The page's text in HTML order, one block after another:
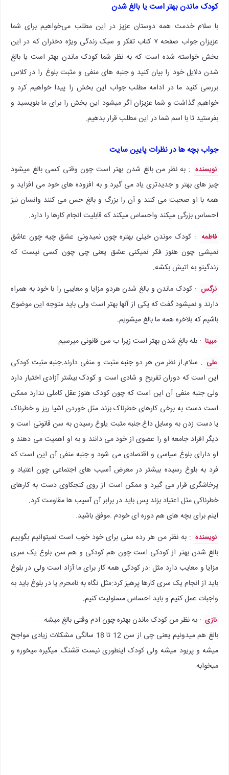
کودک ماندن بهتر است یا بالغ شدن
با سلام خدمت همه دوستان عزیز در این مطلب می‌خواهیم برای شما
عزیزان جواب صفحه ۷ کتاب تفکر و سبک زندگی ویژه دختران که در این
بخش خواسته شده است که به نظر شما کودک ماندن بهتر است یا بالغ
شدن دلایل خود را بیان کنید و جنبه های منفی و مثبت بلوغ را در کلاس
بررسی کنید ما در ادامه مطلب جواب این بخش را پیدا خواهیم کرد و
خواهیم گذاشت و شما عزیزان اگر میشود این بخش را برای ما بنویسید و
بفرستید تا با اسم شما در این مطلب قرار بدهیم.
جواب بچه ها در نظرات پایین سایت
نویسنده : به نظر من بالغ شدن بهتر است چون وقتی کسی بالغ میشود
چیز های بهتر و جدیدتری یاد می گیرد و به افزوده های خود می افزاید و
همه با او صحبت می کنند و آن را بزرگ و بالغ حس می کنند وانسان نیز
احساس بزرگی میکند واحساس میکند که قابلیت انجام کارها را دارد.
فاطمه : کودک موندن خیلی بهتره چون نمیدونی عشق چیه چون عاشق
نمیشی چون هنوز فکر نمیکنی عشق یعنی چی چون کسی نیست که
زندگیتو به اتیش بکشه.
نرگس : کودک ماندن و بالغ شدن هردو مزایا و معایبی را با خود به همراه
دارند و نمیشود گفت که یکی از آنها بهتر است ولی باید متوجه این موضوع
باشیم که بلاخره همه ما بالغ میشویم.
مبینا : بله بالغ شدن بهتر است زیرا ب سن قانونی میرسیم.
علی : سلام.از نظر من هر دو جنبه مثبت و منفی دارند.جنبه مثبت کودکی
این است که دوران تفریح و شادی است و کودک بیشتر آزادی اختیار دارد
ولی جنبه منفی آن این است که چون کودک هنوز عقل کاملی ندارد ممکن
است دست به برخی کارهای خطرناک بزند مثل خوردن اشیا ریز و خطرناک
یا دست زدن به وسایل داغ.جنبه مثبت یلوغ رسیدن به سن قانونی است و
دیگر افراد جامعه او را عضوی از خود می دانند و به او اهمیت می دهند و
او دارای بلوغ سیاسی و اقتصادی می شود و جنبه منفی آن این است که
فرد به بلوغ رسیده بیشتر در معرض آسیب های اجتماعی چون اعتیاد و
پرخاشگری قرار می گیرد و ممکن است از روی کنجکاوی دست به کارهای
خطرناکی مثل اعتیاد بزند پس باید در برابر آن آسیب ها مقاومت کرد.
اینم برای بچه های هم دوره ای خودم .موفق باشید.
نویسنده : به نظر من هر رده سنی برای خود خوب است نمیتوانیم بگوییم
بالغ شدن بهتر از کودکی است چون هم کودکی و هم سن بلوغ یک سری
مزایا و معایب دارد مثل :در کودکی همه کار برای ما آزاد است ولی در بلوغ
باید از انجام یک سری کارها پرهیز کرد:مثل نگاه به نامحرم یا در بلوغ باید به
واجبات عمل کنیم و باید احساس مسئولیت کنیم.
نازی : به نظر من کودک ماندن بهتره چون ادم وقتی بالغ میشه……
بالغ هم میدونیم یعنی چی از سن 12 تا 18 سالگی مشکلات زیادی مواجح
میشه و پریود میشه ولی کودک اینطوری نیست قشنگ میگیره میخوره و
میخوابه.